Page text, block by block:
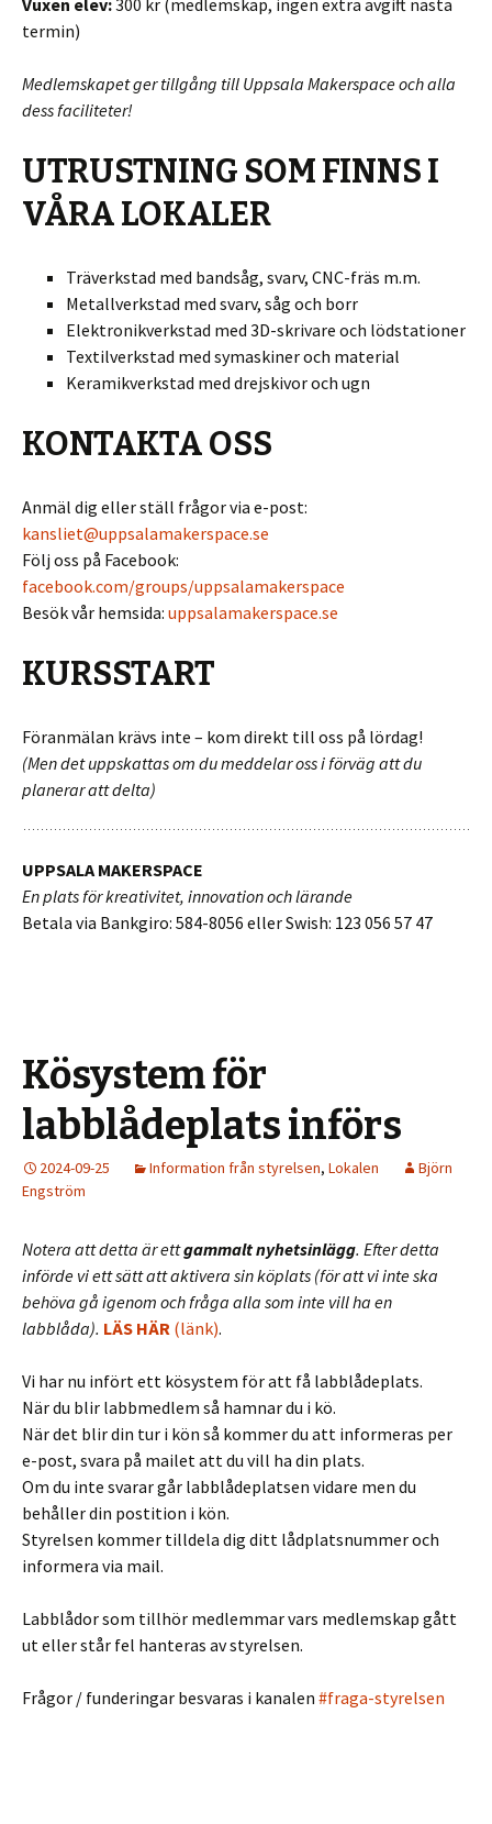
termin)
Medlemskapet ger tillgång till Uppsala Makerspace och alla
dess faciliteter!
UTRUSTNING SOM FINNS I
VÅRA LOKALER
Träverkstad med bandsåg, svarv, CNC-fräs m.m.
Metallverkstad med svarv, såg och borr
Elektronikverkstad med 3D-skrivare och lödstationer
Textilverkstad med symaskiner och material
Keramikverkstad med drejskivor och ugn
KONTAKTA OSS
Anmäl dig eller ställ frågor via e-post:
kansliet@uppsalamakerspace.se
Följ oss på Facebook:
facebook.com/groups/uppsalamakerspace
Besök vår hemsida: uppsalamakerspace.se
KURSSTART
Föranmälan krävs inte – kom direkt till oss på lördag!
(Men det uppskattas om du meddelar oss i förväg att du
planerar att delta)
UPPSALA MAKERSPACE
En plats för kreativitet, innovation och lärande
Betala via Bankgiro: 584-8056 eller Swish: 123 056 57 47
Kösystem för
labblådeplats införs
2024-09-25 Information från styrelsen, Lokalen
Björn
Engström
Notera att detta är ettgammalt nyhetsinlägg. Efter detta
införde vi ett sätt att aktivera sin köplats (för att vi inte ska
behöva gå igenom och fråga alla som inte vill ha en
labblåda). LÄS HÄR (länk).
Vi har nu infört ett kösystem för att få labblådeplats.
När du blir labbmedlem så hamnar du i kö.
När det blir din tur i kön så kommer du att informeras per
e-post, svara på mailet att du vill ha din plats.
Om du inte svarar går labblådeplatsen vidare men du
behåller din postition i kön.
Styrelsen kommer tilldela dig ditt lådplatsnummer och
informera via mail.
Labblådor som tillhör medlemmar vars medlemskap gått
ut eller står fel hanteras av styrelsen.
Frågor / funderingar besvaras i kanalen #fraga-styrelsen